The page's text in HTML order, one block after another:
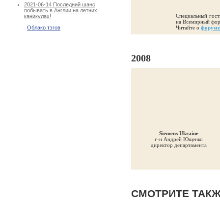
2021-06-14 Последний шанс
побывать в Англии на летних
каникулах!
Облако тэгов
Специальный
на Всемирный
Читайте о форуме
2008
Siemens Ukraine
г-н Андрей Ющенко
директор департамента
СМОТРИТЕ